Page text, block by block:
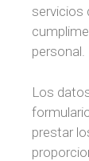
servicios
personal.
Los
prestar